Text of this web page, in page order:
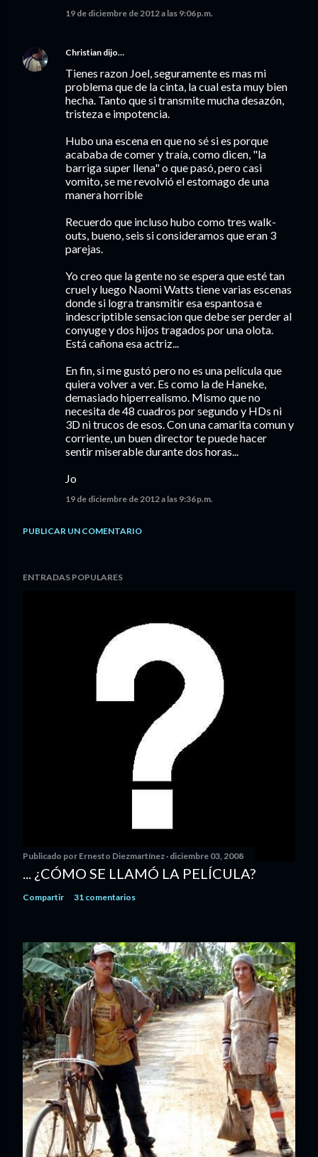
19 de diciembre de 2012 a las 9:06 p.m.
Christian dijo…
Tienes razon Joel, seguramente es mas mi
problema que de la cinta, la cual esta muy bien
hecha. Tanto que si transmite mucha desazón,
tristeza e impotencia.
Hubo una escena en que no sé si es porque
acababa de comer y traía, como dicen, "la
barriga super llena" o que pasó, pero casi
vomito, se me revolvió el estomago de una
manera horrible
Recuerdo que incluso hubo como tres walk-
outs, bueno, seis si consideramos que eran 3
parejas.
Yo creo que la gente no se espera que esté tan
cruel y luego Naomi Watts tiene varias escenas
donde si logra transmitir esa espantosa e
indescriptible sensacion que debe ser perder al
conyuge y dos hijos tragados por una olota.
Está cañona esa actriz...
En fin, si me gustó pero no es una película que
quiera volver a ver. Es como la de Haneke,
demasiado hiperrealismo. Mismo que no
necesita de 48 cuadros por segundo y HDs ni
3D ni trucos de esos. Con una camarita comun y
corriente, un buen director te puede hacer
sentir miserable durante dos horas...
Jo
19 de diciembre de 2012 a las 9:36 p.m.
PUBLICAR UN COMENTARIO
ENTRADAS POPULARES
Publicado por Ernesto Diezmartínez diciembre 03, 2008
... ¿CÓMO SE LLAMÓ LA PELÍCULA?
Compartir 31 comentarios